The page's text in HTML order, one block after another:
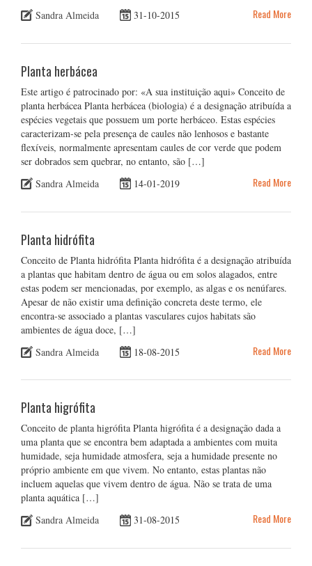
Sandra Almeida
31-10-2015 Read More
Planta herbácea
Este artigo é patrocinado por: «A sua instituição aqui» Conceito de
planta herbácea Planta herbácea (biologia) é a designação atribuída a
espécies vegetais que possuem um porte herbáceo. Estas espécies
caracterizam-se pela presença de caules não lenhosos e bastante
flexíveis, normalmente apresentam caules de cor verde que podem
ser dobrados sem quebrar, no entanto, são […]
Sandra Almeida
14-01-2019 Read More
Planta hidrófita
Conceito de Planta hidrófita Planta hidrófita é a designação atribuída
a plantas que habitam dentro de água ou em solos alagados, entre
estas podem ser mencionadas, por exemplo, as algas e os nenúfares.
Apesar de não existir uma definição concreta deste termo, ele
encontra-se associado a plantas vasculares cujos habitats são
ambientes de água doce, […]
Sandra Almeida
18-08-2015 Read More
Planta higrófita
Conceito de planta higrófita Planta higrófita é a designação dada a
uma planta que se encontra bem adaptada a ambientes com muita
humidade, seja humidade atmosfera, seja a humidade presente no
próprio ambiente em que vivem. No entanto, estas plantas não
incluem aquelas que vivem dentro de água. Não se trata de uma
planta aquática […]
Sandra Almeida
31-08-2015 Read More